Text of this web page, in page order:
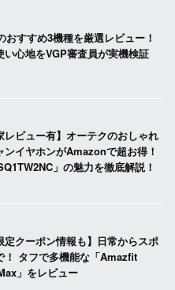
おすすめ3機種を厳選レビュー！
い心地をVGP審査員が実機検証
レビュー有】オーテクのおしゃれ
ンイヤホンがAmazonで超お得！
」の魅力を徹底解説！
定クーポン情報も】日常からスポ
！ タフで多機能な「Amazfit
」をレビュー